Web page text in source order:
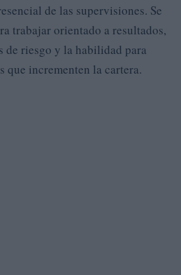
de las supervisiones. Se
trabajar orientado a resultados,
de riesgo y la habilidad para
que incrementen la cartera.